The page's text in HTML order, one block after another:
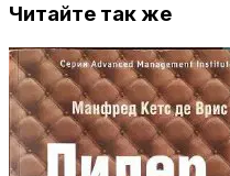
Читайте так же